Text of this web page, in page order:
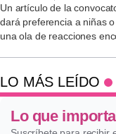
Un artículo de la
dará preferencia a niñas
una ola de reacciones
LO MÁS LEÍDO
Lo que